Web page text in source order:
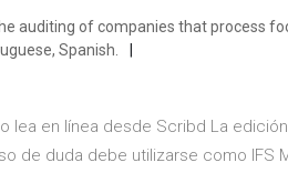
auditing of companies that process
Spanish.
lea en línea desde Scribd La
de duda debe utilizarse como IFS